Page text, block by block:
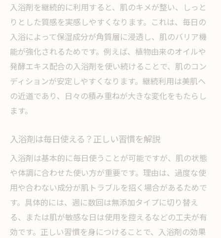
入浴剤を継続的に利用すると、肌のキメが整い、しっと
りとした質感を実感しやすくなります。これは、毎日の
入浴によって保湿成分が角質層に浸透し、肌のバリア機
能が強化されるためです。例えば、植物由来のオイルや
発酵エキス配合の入浴剤を使い続けることで、肌のコン
ディションが安定しやすくなります。継続利用は美肌へ
の近道であり、日々の積み重ねが大きな変化をもたらし
ます。
入浴剤は毎日使える？正しい習慣を解説
入浴剤は基本的に毎日使うことが可能ですが、肌の状態
や体調に合わせた使い方が重要です。理由は、過度な使
用や合わない成分が肌トラブルを招く場合があるためで
す。具体的には、週に数回は無添加タイプに切り替え
る、または肌が敏感な日は使用を控えるなどの工夫が有
効です。正しい習慣を身につけることで、入浴剤の効果